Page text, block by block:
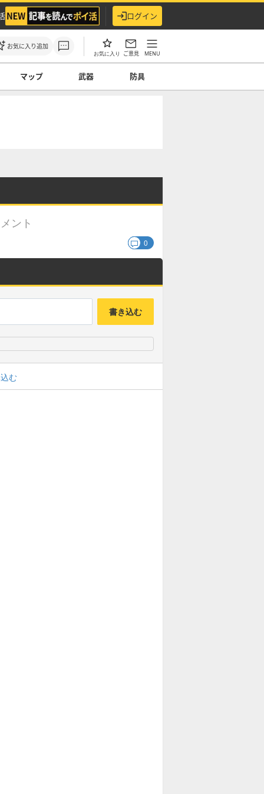
ログイン
お気に入り追加
お気に入り ご意見 MENU
マップ 武器 防具
ント
0
書き込む
む